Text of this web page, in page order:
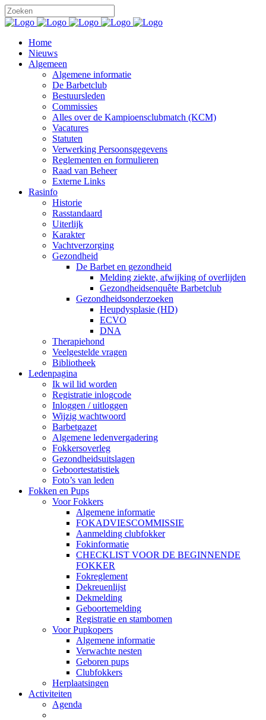
Home
Nieuws
Algemeen
Algemene informatie
De Barbetclub
Bestuursleden
Commissies
Alles over de Kampioensclubmatch (KCM)
Vacatures
Statuten
Verwerking Persoonsgegevens
Reglementen en formulieren
Raad van Beheer
Externe Links
Rasinfo
Historie
Rasstandaard
Uiterlijk
Karakter
Vachtverzorging
Gezondheid
De Barbet en gezondheid
Melding ziekte, afwijking of overlijden
Gezondheidsenquête Barbetclub
Gezondheidsonderzoeken
Heupdysplasie (HD)
ECVO
DNA
Therapiehond
Veelgestelde vragen
Bibliotheek
Ledenpagina
Ik wil lid worden
Registratie inlogcode
Inloggen / uitloggen
Wijzig wachtwoord
Barbetgazet
Algemene ledenvergadering
Fokkersoverleg
Gezondheidsuitslagen
Geboortestatistiek
Foto’s van leden
Fokken en Pups
Voor Fokkers
Algemene informatie
FOKADVIESCOMMISSIE
Aanmelding clubfokker
Fokinformatie
CHECKLIST VOOR DE BEGINNENDE
FOKKER
Fokreglement
Dekreuenlijst
Dekmelding
Geboortemelding
Registratie en stambomen
Voor Pupkopers
Algemene informatie
Verwachte nesten
Geboren pups
Clubfokkers
Herplaatsingen
Activiteiten
Agenda